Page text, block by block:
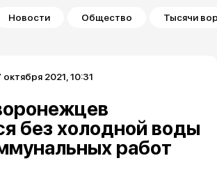
Новости Общество Тысячи
октября 2021, 10:31
без холодной воды
работ